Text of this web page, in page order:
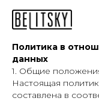
Политика в
данных
1. Общие
Настоящая
составлена в